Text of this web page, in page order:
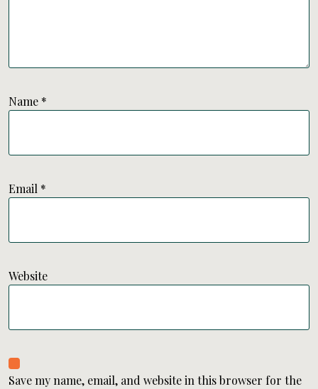
Name *
Email *
Website
Save my name, email, and website in this browser for the